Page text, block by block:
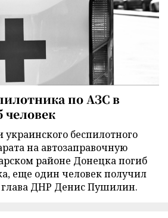
по АЗС в
человек
украинского беспилотного
на автозаправочную
районе Донецка погиб
еще один человек получил
ДНР Денис Пушилин.